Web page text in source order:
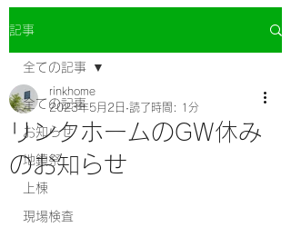
記事
全ての記事
お知らせ
地鎮祭
上棟
現場検査
全ての記事
リンクホームのGW休み
のお知らせ
rinkhome
2023年5月2日 読了時間: 1分